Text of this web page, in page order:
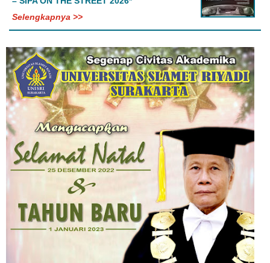
Selengkapnya >>